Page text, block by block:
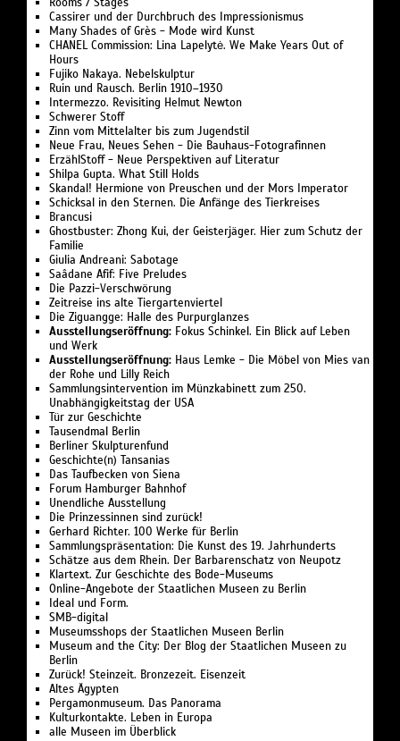
Rooms / Stages
Cassirer und der Durchbruch des Impressionismus
Many Shades of Grès - Mode wird Kunst
CHANEL Commission: Lina Lapelytė. We Make Years Out of
Hours
Fujiko Nakaya. Nebelskulptur
Ruin und Rausch. Berlin 1910–1930
Intermezzo. Revisiting Helmut Newton
Schwerer Stoff
Zinn vom Mittelalter bis zum Jugendstil
Neue Frau, Neues Sehen - Die Bauhaus-Fotografinnen
ErzählStoff - Neue Perspektiven auf Literatur
Shilpa Gupta. What Still Holds
Skandal! Hermione von Preuschen und der Mors Imperator
Schicksal in den Sternen. Die Anfänge des Tierkreises
Brancusi
Ghostbuster: Zhong Kui, der Geisterjäger. Hier zum Schutz der
Familie
Giulia Andreani: Sabotage
Saâdane Afif: Five Preludes
Die Pazzi-Verschwörung
Zeitreise ins alte Tiergartenviertel
Die Ziguangge: Halle des Purpurglanzes
Ausstellungseröffnung: Fokus Schinkel. Ein Blick auf Leben
und Werk
Ausstellungseröffnung: Haus Lemke - Die Möbel von Mies van
der Rohe und Lilly Reich
Sammlungsintervention im Münzkabinett zum 250.
Unabhängigkeitstag der USA
Tür zur Geschichte
Tausendmal Berlin
Berliner Skulpturenfund
Geschichte(n) Tansanias
Das Taufbecken von Siena
Forum Hamburger Bahnhof
Unendliche Ausstellung
Die Prinzessinnen sind zurück!
Gerhard Richter. 100 Werke für Berlin
Sammlungspräsentation: Die Kunst des 19. Jahrhunderts
Schätze aus dem Rhein. Der Barbarenschatz von Neupotz
Klartext. Zur Geschichte des Bode-Museums
Online-Angebote der Staatlichen Museen zu Berlin
Ideal und Form.
SMB-digital
Museumsshops der Staatlichen Museen Berlin
Museum and the City: Der Blog der Staatlichen Museen zu
Berlin
Zurück! Steinzeit. Bronzezeit. Eisenzeit
Altes Ägypten
Pergamonmuseum. Das Panorama
Kulturkontakte. Leben in Europa
alle Museen im Überblick